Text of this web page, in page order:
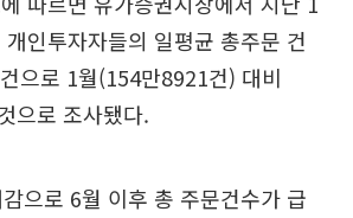
인투자자들의 일평균 총주문 건
으로 1월(154만8921건) 대비
으로 조사됐다.
으로 6월 이후 총 주문건수가 급